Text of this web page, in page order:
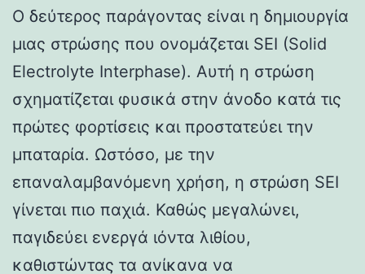
Ο δεύτερος παράγοντας είναι η δημιουργία
μιας στρώσης που ονομάζεται SEI (Solid
Electrolyte Interphase). Αυτή η στρώση
σχηματίζεται φυσικά στην άνοδο κατά τις
πρώτες φορτίσεις και προστατεύει την
μπαταρία. Ωστόσο, με την
επαναλαμβανόμενη χρήση, η στρώση SEI
γίνεται πιο παχιά. Καθώς μεγαλώνει,
παγιδεύει ενεργά ιόντα λιθίου,
καθιστώντας τα ανίκανα να